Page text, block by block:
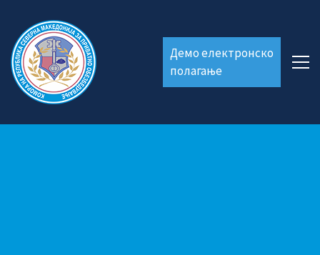
Демо електронско
полагање